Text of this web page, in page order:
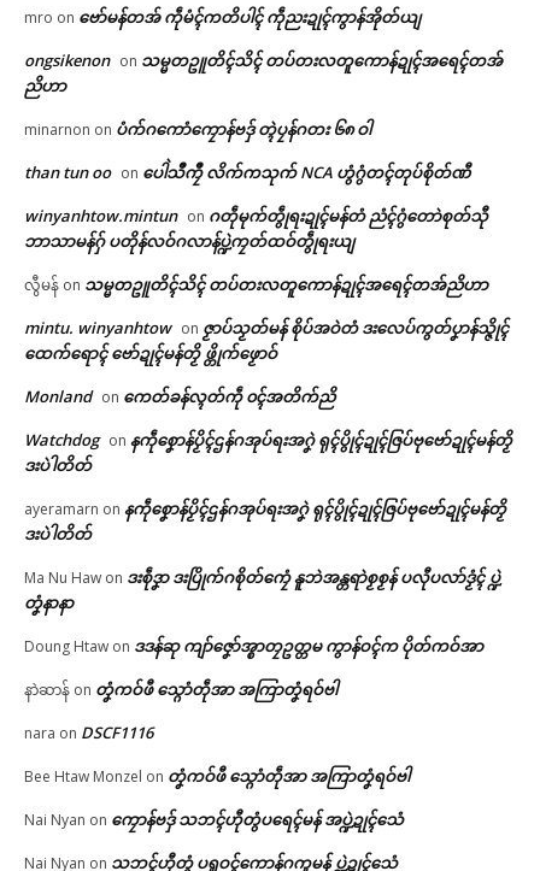
ရုဲစှ်
ညးဒါန်လိက်
ကေတ်အဆက်
© ဌာန်ပရိုၚ်ဗၠးၜးမန်
လဝ်ပရေၚ်စၟဳစၟတ်ဂှ် ရံၚ်အကာဲအ
April 23, 2026
ကေုာံ တၚ်စၟဳစညးဍုၚ်ကွာန်
In "ပရိုၚ်"
ကောံရပ်လွဟ်အပ္ဍဲဒေသတံ ရာန်
ဂအာၚ်တိ သွက်ဂွံသၠဲပ္တိတ်ဝိုၚ်ဝေၚ်
June 12, 2026
In "ပရိုၚ်"
mro on ဗော်မန်တအ် ကဵုမံၚ်ကတိပါၚ် ကဵုညးဍုၚ်ကွာန်အိုတ်ယျ
ongsikenon on သမ္မတဥူတိၚ်သိၚ် တပ်တးလတူကောန်ဍုၚ်အရေၚ်တအ်
ညိဟာ
minarnon on ပံက်ဂကောံကၠောန်ဗဒှ် တ္ၚဲပၠန်ဂတး ၆၈ ဝါ
than tun oo on ပေါဲသဳကၠဳ လိက်ကသုက် NCA ဟွံဂွံတၚ်တုပ်စိုတ်ဏီ
winyanhtow.mintun on ဂတဵုမုက်တွဵုရးဍုၚ်မန်တံ ညံၚ်ဂွံတောဲစုတ်သီု
ဘာသာမန်ဂှ် ပတိုန်လဝ်ဂလာန်ပ္ဍဲကၠတ်ထဝ်တွဵုရးယျ
လွီမန် on သမ္မတဥူတိၚ်သိၚ် တပ်တးလတူကောန်ဍုၚ်အရေၚ်တအ်ညိဟာ
mintu. winyanhtow on ဇၟာပ်သၟတ်မန် စိုပ်အဝဲတံ ဒးလေပ်ကွတ်ပၞာန်သ္ဇိုၚ်
ထေက်ရောၚ် ဗော်ဍုၚ်မန်တၟိ ဖ္တိုက်ဖၟောဝ်
Monland on ကေတ်ခန်လ္ၚတ်ကဵု ၀ၚ်အတိက်ညိ
Watchdog on နကဵုစၞောန်ပၟိၚ်ဌန်ဂအုပ်ရးအဂၞဲ ရုၚ်ပွိုၚ်ဍုၚ်ဇြပ်ဗုဗော်ဍုၚ်မန်တၟိ
ဒးပဲါတိတ်
ayeramarn on နကဵုစၞောန်ပၟိၚ်ဌန်ဂအုပ်ရးအဂၞဲ ရုၚ်ပွိုၚ်ဍုၚ်ဇြပ်ဗုဗော်ဍုၚ်မန်တၟိ
ဒးပဲါတိတ်
Ma Nu Haw on ဒးစဵုဒၞာ ဒးပြိုက်ဂစိုတ်ကၠေံ နူဘဲအန္တရာဲစၟစၟန် ပလီုပလာ်ဒၟံၚ် ပ္ဍဲ
တၞံနာနာ
Doung Htaw on ဒဒန်ဆု ကျာ်ဇၞော်အ္စာတၠဥတ္တမ ကွာန်ဝၚ်က ပိုတ်ကဝ်အာ
နာဲဆာန် on တၞံကဝ်ဖီ သ္ဂောံတဵုအာ အကြာတၞံရဝ်ဗါ
nara on DSCF1116
Bee Htaw Monzel on တၞံကဝ်ဖီ သ္ဂောံတဵုအာ အကြာတၞံရဝ်ဗါ
Nai Nyan on ကၠောန်ဗဒှ် သဘၚ်ဟီုတွံပရေၚ်မန် အပ္ဍဲဍုၚ်သေံ
Nai Nyan on သဘၚ်ဟီုတွံ ပရူဝၚ်ကောန်ဂကူမန် ပ္ဍဲဍုၚ်သေံ